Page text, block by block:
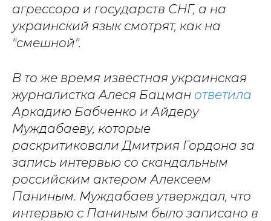
агрессора и государств СНГ, а на
украинский язык смотрят, как на
"смешной".
В то же время известная украинская
журналистка Алеся Бацман ответила
Аркадию Бабченко и Айдеру
Муждабаеву, которые
раскритиковали Дмитрия Гордона за
запись интервью со скандальным
российским актером Алексеем
Паниным. Муждабаев утверждал, что
интервью с Паниным было записано в